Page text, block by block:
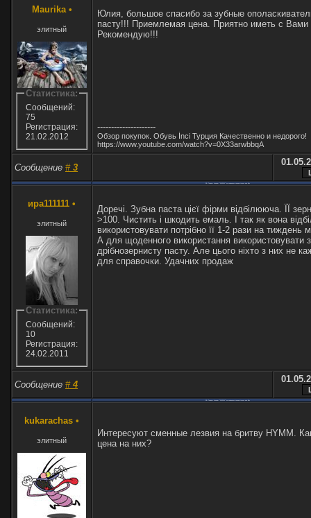
Maurika •
элитный
Статистика:
Сообщений:
75
Регистрация:
21.02.2012
Юлия, большое спасибо за зубные
пасту!!! Приемлемая цена. Приятно иметь с Вами
Рекомендую!!!
---------------------
Обзор покупок. Обувь İnci Турция Качественно и недорого!
https://www.youtube.com/watch?v=0X33arwbbqA
Сообщение # 3
ира111111 •
элитный
Статистика:
Сообщений:
10
Регистрация:
24.02.2011
Доречі. Зубна паста цієї фірми відбілююча. ЇЇ
>100. Чистить і шкодить емаль. І так як вона
використовувати потрібно її 1-2 рази на тиждень
А для щоденного використання використовувати
дрібнозернисту пасту. Але цього ніхто з них не
для справочки. Удачних продаж
Сообщение # 4
kukarachas •
элитный
Интересуют сменные лезвия на бритву HYMM.
цена на них?